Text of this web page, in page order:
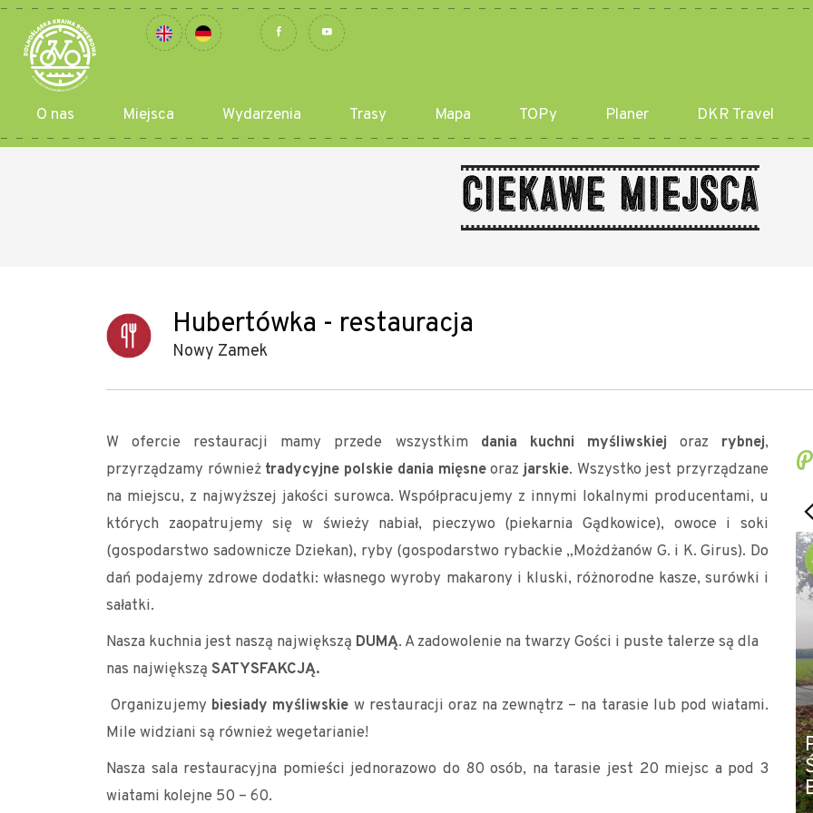
O nas Miejsca Wydarzenia Trasy Mapa TOPy Planer DKR Travel
Ciekawe miejsca
Hubertówka - restauracja
Nowy Zamek
W ofercie restauracji mamy przede wszystkim dania kuchni myśliwskiej oraz rybnej,
przyrządzamy również tradycyjne polskie dania mięsneoraz jarskie. Wszystko jest przyrządzane
na miejscu, z najwyższej jakości surowca. Współpracujemy z innymi lokalnymi producentami, u
których zaopatrujemy się w świeży nabiał, pieczywo (piekarnia Gądkowice), owoce i soki
(gospodarstwo sadownicze Dziekan), ryby (gospodarstwo rybackie „Możdżanów G. i K. Girus). Do
dań podajemy zdrowe dodatki: własnego wyroby makarony i kluski, różnorodne kasze, surówki i
sałatki.
Nasza kuchnia jest naszą największą DUMĄ. A zadowolenie na twarzy Gości i puste talerze są dla
nas największą SATYSFAKCJĄ.
Organizujemy biesiady myśliwskie w restauracji oraz na zewnątrz – na tarasie lub pod wiatami.
Mile widziani są również wegetarianie!
Nasza sala restauracyjna pomieści jednorazowo do 80 osób, na tarasie jest 20 miejsc a pod 3
wiatami kolejne 50 – 60.